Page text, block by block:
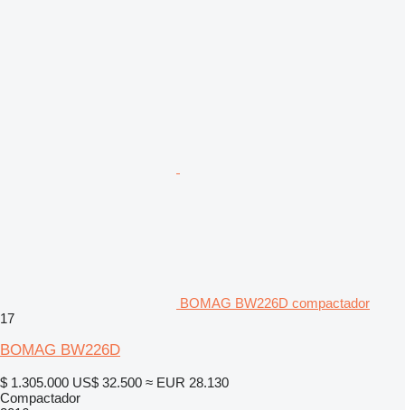
BOMAG BW226D compactador
17
BOMAG BW226D
$ 1.305.000 US$ 32.500 ≈ EUR 28.130
Compactador